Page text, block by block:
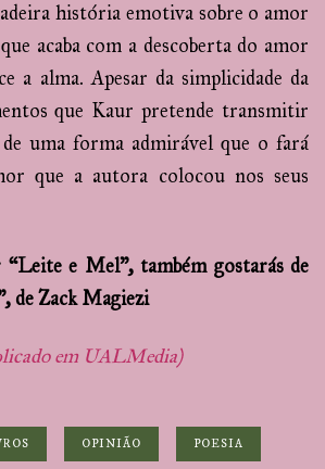
história emotiva sobre o amor
acaba com a descoberta do amor
a alma. Apesar da simplicidade da
que Kaur pretende transmitir
uma forma admirável que o fará
que a autora colocou nos seus
“Leite e Mel”, também gostarás de
de Zack Magiezi
em UALMedia)
OPINIÃO POESIA